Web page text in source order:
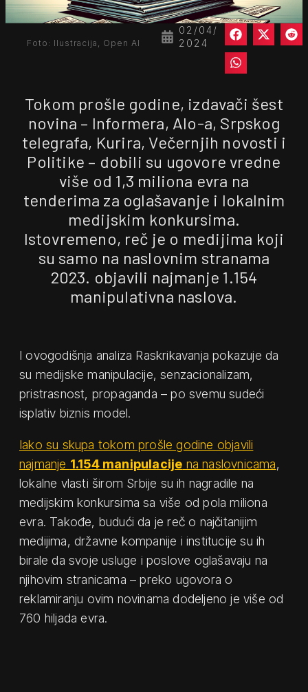
02/04/
2024
Foto: Ilustracija, Open AI
Tokom prošle godine, izdavači šest
novina – Informera, Alo-a, Srpskog
telegrafa, Kurira, Večernjih novosti i
Politike – dobili su ugovore vredne
više od 1,3 miliona evra na
tenderima za oglašavanje i lokalnim
medijskim konkursima.
Istovremeno, reč je o medijima koji
su samo na naslovnim stranama
2023. objavili najmanje 1.154
manipulativna naslova.
I ovogodišnja analiza Raskrikavanja pokazuje da
su medijske manipulacije, senzacionalizam,
pristrasnost, propaganda – po svemu sudeći
isplativ biznis model.
Iako su skupa tokom prošle godine objavili
najmanje 1.154 manipulacije na naslovnicama,
lokalne vlasti širom Srbije su ih nagradile na
medijskim konkursima sa više od pola miliona
evra. Takođe, budući da je reč o najčitanijim
medijima, državne kompanije i institucije su ih
birale da svoje usluge i poslove oglašavaju na
njihovim stranicama – preko ugovora o
reklamiranju ovim novinama dodeljeno je više od
760 hiljada evra.